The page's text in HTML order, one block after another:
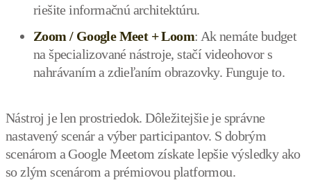
riešite informačnú architektúru.
Zoom / Google Meet + Loom: Ak nemáte budget
na špecializované nástroje, stačí videohovor s
nahrávaním a zdieľaním obrazovky. Funguje to.
Nástroj je len prostriedok. Dôležitejšie je správne
nastavený scenár a výber participantov. S dobrým
scenárom a Google Meetom získate lepšie výsledky ako
so zlým scenárom a prémiovou platformou.